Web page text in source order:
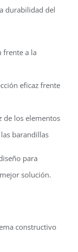
durabilidad del
frente a la
eficaz frente
de los elementos
barandillas
para
solución.
constructivo